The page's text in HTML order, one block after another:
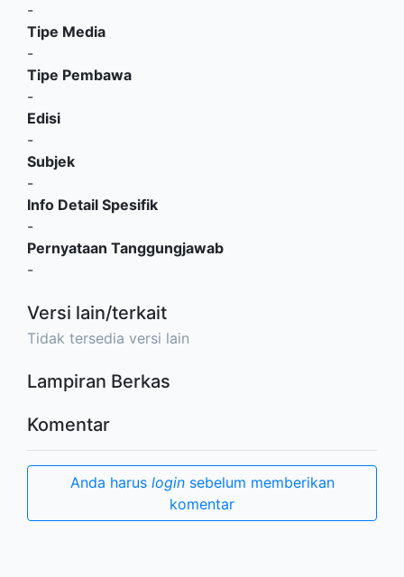
-
Tipe Media
-
Tipe Pembawa
-
Edisi
-
Subjek
-
Info Detail Spesifik
-
Pernyataan Tanggungjawab
-
Versi lain/terkait
Tidak tersedia versi lain
Lampiran Berkas
Komentar
Anda harus loginsebelum memberikan
komentar